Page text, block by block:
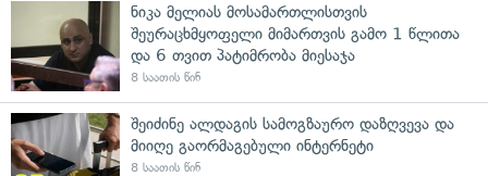
ნიკა მელიას მოსამართლისთვის
შეურაცხმყოფელი მიმართვის გამო 1 წლითა
და 6 თვით პატიმრობა მიესაჯა
8 საათის წინ
შეიძინე ალდაგის სამოგზაურო დაზღვევა და
მიიღე გაორმაგებული ინტერნეტი
8 საათის წინ